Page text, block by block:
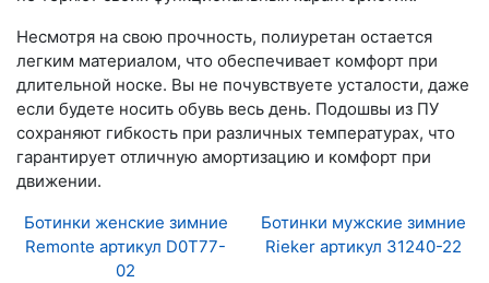
Несмотря на свою прочность, полиуретан остается
легким материалом, что обеспечивает комфорт при
длительной носке. Вы не почувствуете усталости, даже
если будете носить обувь весь день. Подошвы из ПУ
сохраняют гибкость при различных температурах, что
гарантирует отличную амортизацию и комфорт при
движении.
Ботинки женские зимние
Remonte артикул D0T77-
02
Ботинки мужские зимние
Rieker артикул 31240-22